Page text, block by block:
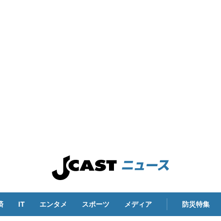
IT エンタメ スポーツ メディア 防災特集